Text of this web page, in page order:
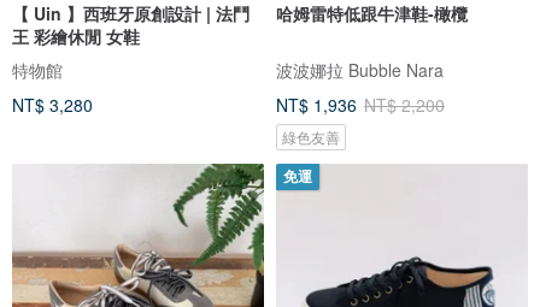
【 Uin 】西班牙原創設計 | 法鬥
王 彩繪休閒 女鞋
特物館
NT$ 3,280
哈姆雷特低跟牛津鞋-橄欖
波波娜拉 Bubble Nara
NT$ 1,936 NT$ 2,200
綠色友善
免運